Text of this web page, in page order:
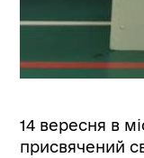
14 вересня в
присвячений